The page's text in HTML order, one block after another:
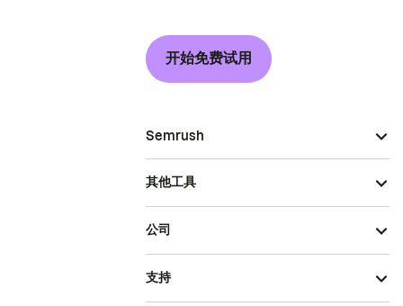
开始免费试用
Semrush
其他工具
公司
支持